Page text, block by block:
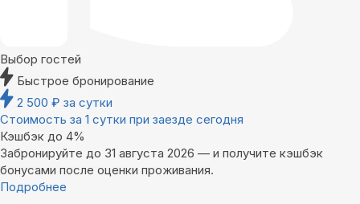
Выбор гостей
Быстрое бронирование
2 500 ₽ за сутки
Стоимость за 1 сутки при заезде сегодня
Кэшбэк до 4%
Забронируйте до 31 августа 2026 — и получите кэшбэк
бонусами после оценки проживания.
Подробнее